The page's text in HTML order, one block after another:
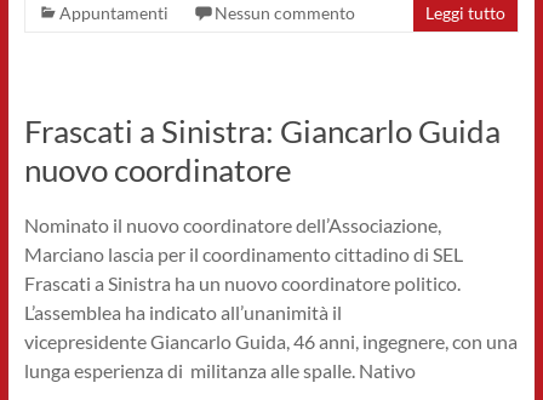
Appuntamenti
Nessun commento Leggi tutto
Frascati a Sinistra: Giancarlo Guida
nuovo coordinatore
Nominato il nuovo coordinatore dell’Associazione,
Marciano lascia per il coordinamento cittadino di SEL
Frascati a Sinistra ha un nuovo coordinatore politico.
L’assemblea ha indicato all’unanimità il
vicepresidente Giancarlo Guida, 46 anni, ingegnere, con una
lunga esperienza di militanza alle spalle. Nativo